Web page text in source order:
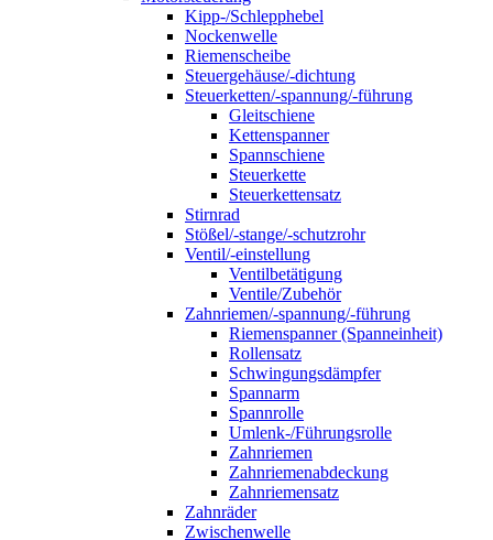
Kipp-/Schlepphebel
Nockenwelle
Riemenscheibe
Steuergehäuse/-dichtung
Steuerketten/-spannung/-führung
Gleitschiene
Kettenspanner
Spannschiene
Steuerkette
Steuerkettensatz
Stirnrad
Stößel/-stange/-schutzrohr
Ventil/-einstellung
Ventilbetätigung
Ventile/Zubehör
Zahnriemen/-spannung/-führung
Riemenspanner (Spanneinheit)
Rollensatz
Schwingungsdämpfer
Spannarm
Spannrolle
Umlenk-/Führungsrolle
Zahnriemen
Zahnriemenabdeckung
Zahnriemensatz
Zahnräder
Zwischenwelle